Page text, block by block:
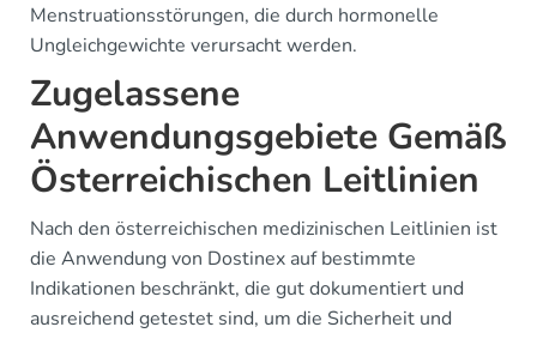
Menstruationsstörungen, die durch hormonelle
Ungleichgewichte verursacht werden.
Zugelassene
Anwendungsgebiete Gemäß
Österreichischen Leitlinien
Nach den österreichischen medizinischen Leitlinien ist
die Anwendung von Dostinex auf bestimmte
Indikationen beschränkt, die gut dokumentiert und
ausreichend getestet sind, um die Sicherheit und